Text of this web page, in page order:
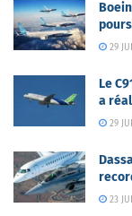
29
Le
a
29
23